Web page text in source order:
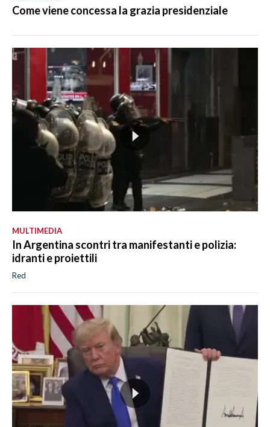
Come viene concessa la grazia presidenziale
MULTIMEDIA
In Argentina scontri tra manifestanti e polizia:
idranti e proiettili
Red